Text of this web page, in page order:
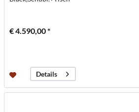
€ 4.590,00 *
Details